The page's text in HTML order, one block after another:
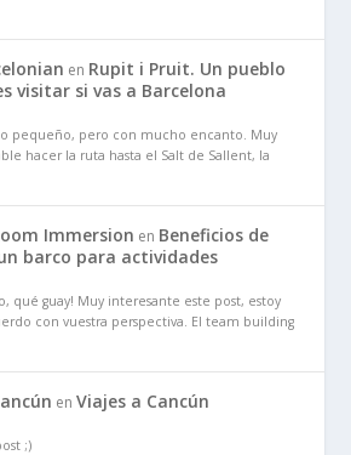
en Rupit i Pruit. Un pueblo
visitar si vas a Barcelona
pequeño, pero con mucho encanto. Muy
hacer la ruta hasta el Salt de Sallent, la
Immersion en Beneficios de
barco para actividades
qué guay! Muy interesante este post, estoy
con vuestra perspectiva. El team building
enViajes a Cancún
;)